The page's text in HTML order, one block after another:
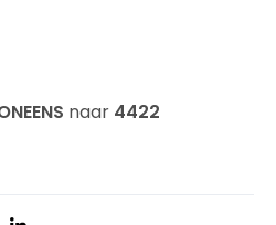
naar 4422